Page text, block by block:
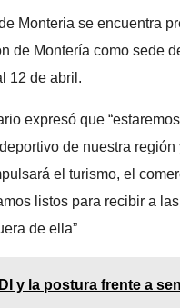
Monteria se encuentra
de Montería como sede
12 de abril.
expresó que
de nuestra
el turismo, el
listos para recibir a
de ella”
y la postura frente a